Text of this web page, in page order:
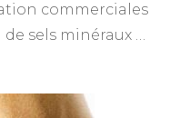
commerciales
sels minéraux …